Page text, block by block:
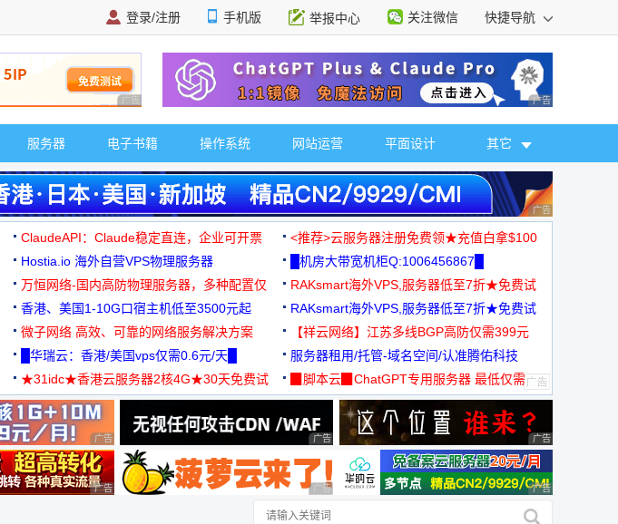
登录/注册 手机版 举报中心 关注微信 快捷导航
广告 商业广告，理性选择 广告 商业广告，理
服务器 电子书籍 操作系统 网站运营 平面设计 其它
广告 商业广告，理
ClaudeAPI：Claude稳定直连，企业可开票
<推荐>云服务器注册免费领★充值白拿$100
Hostia.io 海外自营VPS物理服务器
█机房大带宽机柜Q:1006456867█
万恒网络-国内高防物理服务器，多种配置仅
99元/月起
RAKsmart海外VPS,服务器低至7折★免费试
用★
香港、美国1-10G口宿主机低至3500元起
RAKsmart海外VPS,服务器低至7折★免费试
用★
微子网络 高效、可靠的网络服务解决方案
【祥云网络】江苏多线BGP高防仅需399元
█华瑞云：香港/美国vps仅需0.6元/天█
服务器租用/托管-域名空间/认准腾佑科技
★31idc★香港云服务器2核4G★30天免费试
用◆
▉脚本云▉ChatGPT专用服务器 最低仅需
19元/月
广告 商业广告，理性选择 广告 商业广告，理性选择 广告 商业广告，理
广告 商业广告，理性选择 广告 商业广告，理性选择 广告 商业广告，理